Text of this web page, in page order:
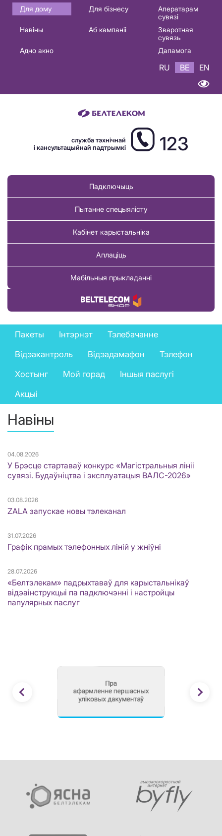
Основная
навигация
Для дому Для бізнесу
Аператарам
сувязі
Навіны
Аб кампаніі
Зваротная
сувязь
Адно акно
Дапамога
RU BE EN
служба тэхнічнай
і кансультацыйнай падтрымкі
123
Падключыць
Пытанне спецыялісту
Кабінет карыстальніка
Аплаціць
Мабільныя прыкладанні
Купіць тавар
Private
services
menu
Пакеты Інтэрнэт
Тэлебачанне
Відэакантроль
Відэадамафон
Тэлефон
Хостынг
Мой горад
Іншыя паслугі
Акцыі
Навіны
04.08.2026
У Брэсце стартаваў конкурс «Магістральныя лініі
сувязі. Будаўніцтва і эксплуатацыя ВАЛС-2026»
03.08.2026
ZALA запускае новы тэлеканал
31.07.2026
Графік прамых тэлефонных ліній у жніўні
28.07.2026
«Белтэлекам» падрыхтаваў для карыстальнікаў
відэаінструкцыі па падключэнні і настройцы
папулярных паслуг